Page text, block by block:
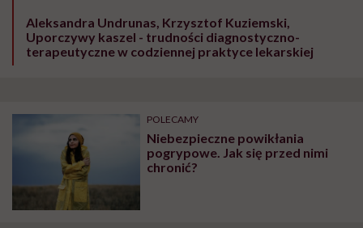
Aleksandra Undrunas, Krzysztof Kuziemski,
Uporczywy kaszel - trudności diagnostyczno-
terapeutyczne w codziennej praktyce lekarskiej
POLECAMY
Niebezpieczne powikłania
pogrypowe. Jak się przed nimi
chronić?